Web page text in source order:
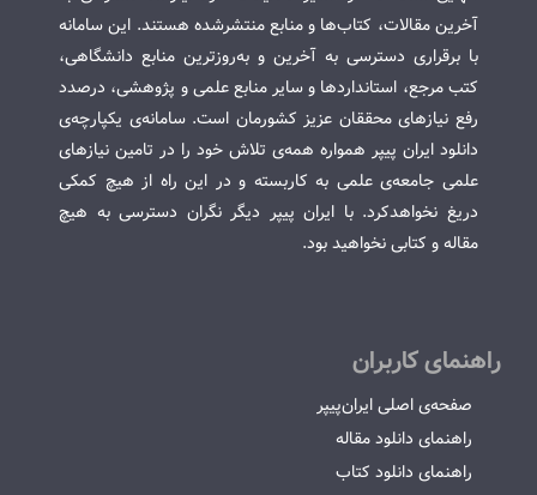
آخرین مقالات، کتاب‌ها و منابع منتشرشده هستند. این سامانه
با برقراری دسترسی به آخرین و به‌روزترین منابع دانشگاهی،
کتب مرجع، استانداردها و سایر منابع علمی و پژوهشی، درصدد
رفع نیازهای محققان عزیز کشورمان است. سامانه‌ی یکپارچه‌ی
دانلود ایران پیپر همواره همه‌ی تلاش خود را در تامین نیازهای
علمی جامعه‌ی علمی به کاربسته و در این راه از هیچ کمکی
دریغ نخواهدکرد. با ایران پیپر دیگر نگران دسترسی به هیچ
مقاله و کتابی نخواهید بود.
راهنمای کاربران
صفحه‌ی اصلی ایران‌پیپر
راهنمای دانلود مقاله
راهنمای دانلود کتاب